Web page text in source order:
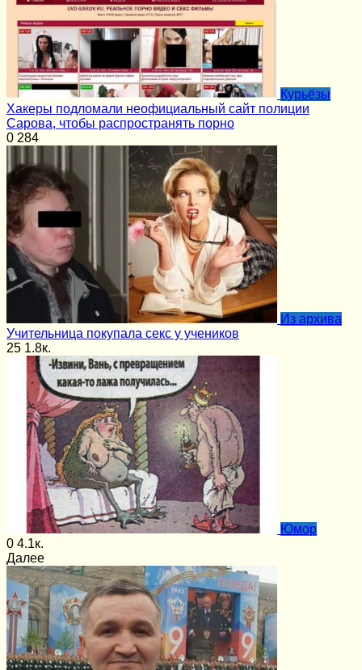
Курьёзы
Хакеры подломали неофициальный сайт полиции
Сарова, чтобы распространять порно
0 284
Из архива
Учительница покупала секс у учеников
25 1.8к.
Юмор
0 4.1к.
Далее